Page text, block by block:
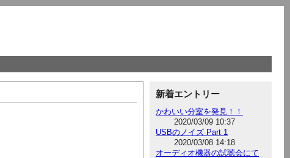
新着エントリー
かわいい分室を発見！！
2020/03/09 10:37
USBのノイズ Part 1
2020/03/08 14:18
オーディオ機器の試聴会にて